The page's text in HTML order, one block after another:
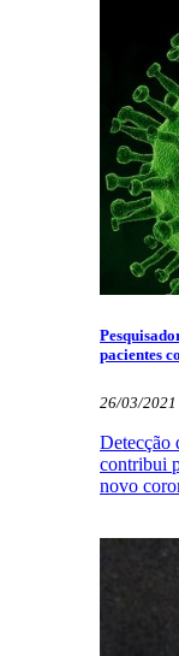
pacientes
26/03/2021
Detecção
contribui
novo